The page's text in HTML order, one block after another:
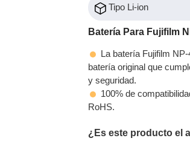
Tipo Li-ion
Batería Para Fujifilm
La batería Fujifilm
batería original que
y seguridad.
100% de
RoHS.
¿Es este producto el